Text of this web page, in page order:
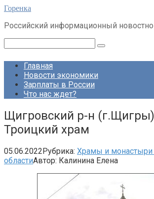
Перейти
контенту
Горенка
Российский информационный
Главная
Новости экономики
Зарплаты в России
Что нас ждет?
Щигровский р-н
Троицкий храм
05.06.2022Рубрика: Храмы и монастыри
областиАвтор: Калинина Елена